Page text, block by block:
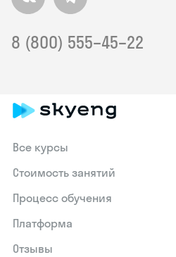
8 (800) 555–45–22
Все курсы
Стоимость занятий
Процесс обучения
Платформа
Отзывы